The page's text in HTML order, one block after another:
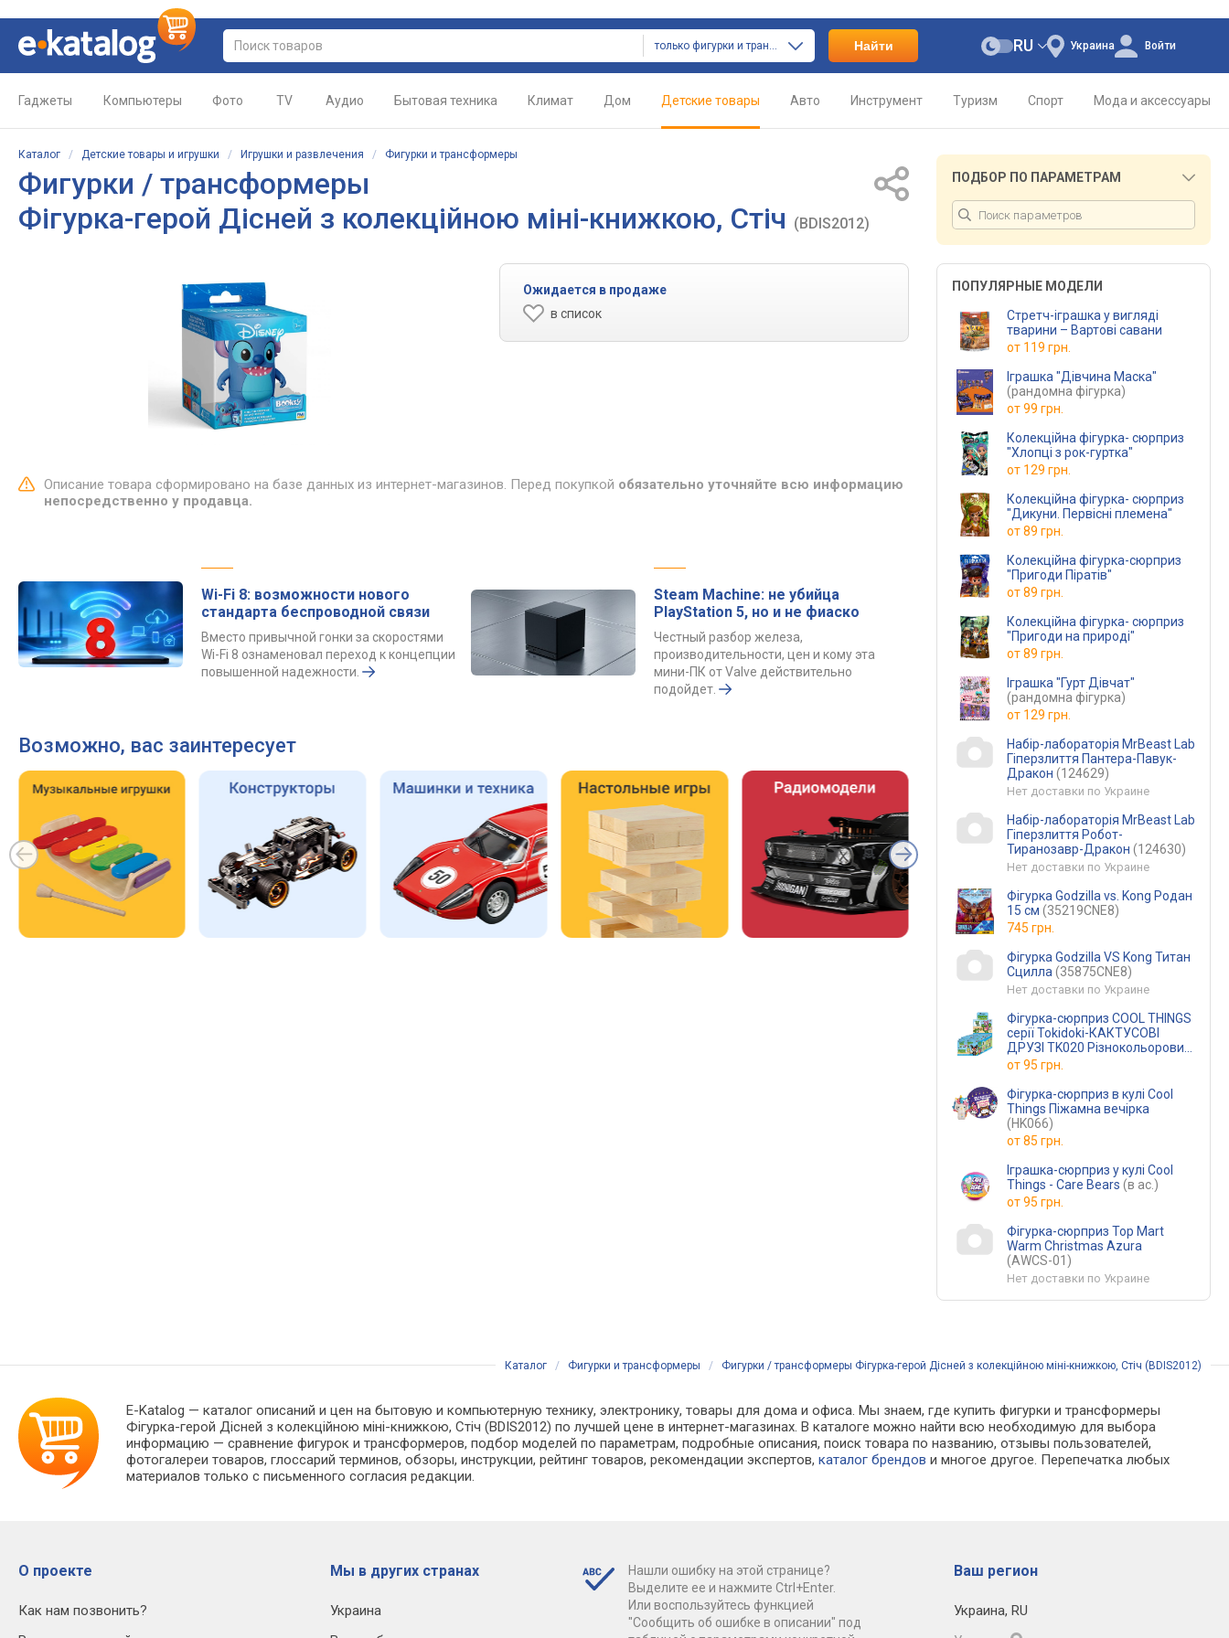
только фигурки и трансформеры Найти Украина
RU Войти
Гаджеты Компьютеры Фото TV Аудио Бытовая техника Климат Дом Детские товары Авто Инструмент Туризм Спорт Мода и аксессуары
Каталог / Детские товары и игрушки / Игрушки и развлечения / Фигурки и трансформеры
Фигурки / трансформеры
Фігурка-герой Дісней з колекційною міні-книжкою, Стіч (BDIS2012)
Ожидается в продаже
в список
Описание товара сформировано на базе данных из интернет-магазинов. Перед покупкой обязательно уточняйте всю информацию
непосредственно у продавца.
Wi-Fi 8: возможности нового
стандарта беспроводной связи
Вместо привычной гонки за скоростями
Wi-Fi 8 ознаменовал переход к концепции
повышенной надежности.
Steam Machine: не убийца
PlayStation 5, но и не фиаско
Честный разбор железа,
производительности, цен и кому эта
мини-ПК от Valve действительно
подойдет.
Возможно, вас заинтересует
ПОДБОР ПО ПАРАМЕТРАМ
ПОПУЛЯРНЫЕ МОДЕЛИ
Стретч-іграшка у вигляді
тварини – Вартові савани
от 119 грн.
Іграшка "Дівчина Маска"
(рандомна фігурка)
от99 грн.
Колекційна фігурка- сюрприз
"Хлопці з рок-гуртка"
от 129 грн.
Колекційна фігурка- сюрприз
"Дикуни. Первісні племена"
от89 грн.
Колекційна фігурка-сюрприз
"Пригоди Піратів"
от89 грн.
Колекційна фігурка- сюрприз
"Пригоди на природі"
от89 грн.
Іграшка "Гурт Дівчат"
(рандомна фігурка)
от 129 грн.
Набір-лабораторія MrBeast Lab
Гіперзлиття Пантера-Павук-
Дракон (124629)
Нет доставки по Украине
Набір-лабораторія MrBeast Lab
Гіперзлиття Робот-
Тиранозавр-Дракон (124630)
Нет доставки по Украине
Фігурка Godzilla vs. Kong Родан
15 см (35219CNE8)
745 грн.
Фігурка Godzilla VS Kong Титан
Сцилла (35875CNE8)
Нет доставки по Украине
Фігурка-сюрприз COOL THINGS
серії Tokidoki-КАКТУСОВІ
ДРУЗІ TK020 Різнокольоровий
shop
от95 грн.
Фігурка-сюрприз в кулі Cool
Things Піжамна вечірка
(HK066)
от85 грн.
Іграшка-сюрприз у кулі Cool
Things - Care Bears (в ас.)
от95 грн.
Фігурка-сюрприз Top Mart
Warm Christmas Azura
(AWCS-01)
Нет доставки по Украине
Каталог / Фигурки и трансформеры / Фигурки / трансформеры Фігурка-герой Дісней з колекційною міні-книжкою, Стіч (BDIS2012)
E-Katalog — каталог описаний и цен на бытовую и компьютерную технику, электронику, товары для дома и офиса. Мы знаем, где купить фигурки и трансформеры
Фігурка-герой Дісней з колекційною міні-книжкою, Стіч (BDIS2012) по лучшей цене в интернет-магазинах. В каталоге можно найти всю необходимую для выбора
информацию — сравнение фигурок и трансформеров, подбор моделей по параметрам, подробные описания, поиск товара по названию, отзывы пользователей,
фотогалереи товаров, глоссарий терминов, обзоры, инструкции, рейтинг товаров, рекомендации экспертов,каталог брендов и многое другое. Перепечатка любых
материалов только с письменного согласия редакции.
О проекте
Как нам позвонить?
Мы в других странах
Украина
Нашли ошибку на этой странице?
Выделите ее и нажмите Ctrl+Enter.
Или воспользуйтесь функцией
"Сообщить об ошибке в описании" под
Ваш регион
Украина, RU